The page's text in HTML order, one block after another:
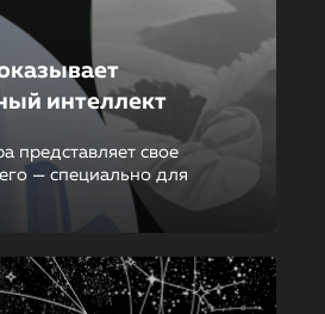
интеллект
представляет свое
— специально для